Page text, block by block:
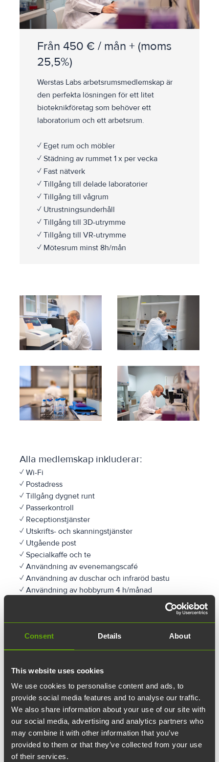
Consent Details About
This website uses cookies
We use cookies to personalise content and ads, to
provide social media features and to analyse our traffic.
We also share information about your use of our site with
our social media, advertising and analytics partners who
may combine it with other information that you’ve
provided to them or that they’ve collected from your use
of their services.
Från 450 € / mån + (moms
25,5%)
Werstas Labs arbetsrumsmedlemskap är
den perfekta lösningen för ett litet
bioteknikföretag som behöver ett
laboratorium och ett arbetsrum.
✓ Eget rum och möbler
✓ Städning av rummet 1 x per vecka
✓ Fast nätverk
✓ Tillgång till delade laboratorier
✓ Tillgång till vågrum
✓ Utrustningsunderhåll
✓ Tillgång till 3D-utrymme
✓ Tillgång till VR-utrymme
✓ Mötesrum minst 8h/mån
Alla medlemskap inkluderar:
✓ Wi-Fi
✓ Postadress
✓ Tillgång dygnet runt
✓ Passerkontroll
✓ Receptionstjänster
✓ Utskrifts- och skanningstjänster
✓ Utgående post
✓ Specialkaffe och te
✓ Användning av evenemangscafé
✓ Användning av duschar och infraröd bastu
✓ Användning av hobbyrum 4 h/månad
✓ 1 månads uppsägningstid, ingen hyresgaranti
Finns som tilläggstjänster:
✓ Låsbara förvaringsskåp
✓ Ytterligare timmar för mötesrum
✓ Mötescatering